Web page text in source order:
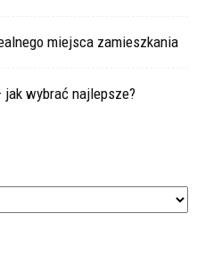
miejsca zamieszkania
jak wybrać najlepsze?